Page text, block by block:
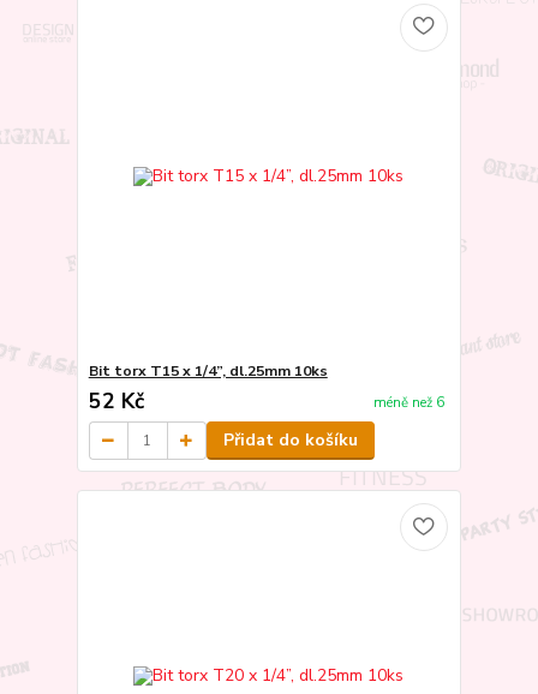
Bit torx T15 x 1/4”, dl.25mm 10ks
52 Kč méně než 6
Přidat do košíku